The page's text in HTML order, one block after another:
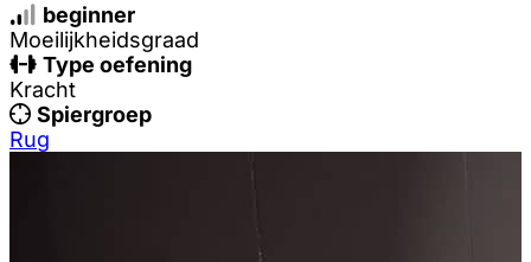
beginner
Moeilijkheidsgraad
Type oefening
Kracht
Spiergroep
Rug